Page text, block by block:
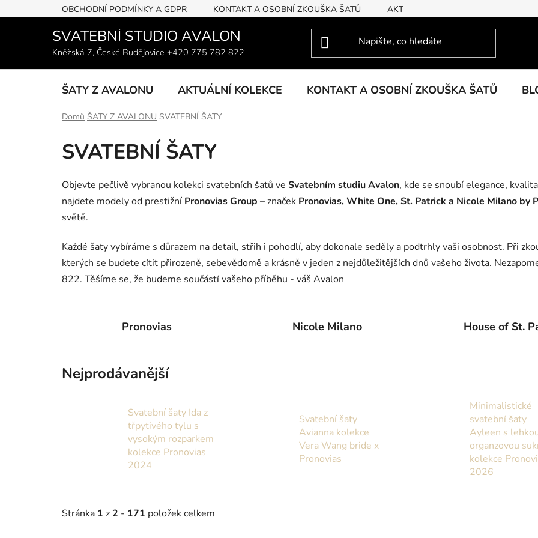
na
OBCHODNÍ PODMÍNKY A GDPR KONTAKT A OSOBNÍ ZKOUŠKA ŠATŮ AKTUÁLNÍ KOLEKCE
SVATEBNÍ STUDIO AVALON
Kněžská 7, České Budějovice +420 775 782 822
ŠATY Z AVALONU AKTUÁLNÍ KOLEKCE KONTAKT A OSOBNÍ ZKOUŠKA ŠATŮ
Domů ŠATY Z AVALONU SVATEBNÍ ŠATY
SVATEBNÍ ŠATY
Objevte pečlivě vybranou kolekci svatebních šatů ve Svatebním studiu Avalon, kde se snoubí elegance,
najdete modely od prestižní Pronovias Group – značek Pronovias, White One, St. Patrick a Nicole Milano by
světě.
Každé šaty vybíráme s důrazem na detail, střih i pohodlí, aby dokonale seděly a podtrhly vaši osobnost. Při
kterých se budete cítit přirozeně, sebevědomě a krásně v jeden z nejdůležitějších dnů vašeho života.
822. Těšíme se, že budeme součástí vašeho příběhu - váš Avalon
Pronovias Nicole Milano House of St.
Nejprodávanější
Svatební šaty Ida z
třpytivého tylu s
vysokým rozparkem
kolekce Pronovias
2024
Svatební šaty
Avianna kolekce
Vera Wang bride x
Pronovias
Minimalistické
svatební šaty
Ayleen s
organzovou
kolekce
2026
Stránka 1 z 2 - 171 položek celkem